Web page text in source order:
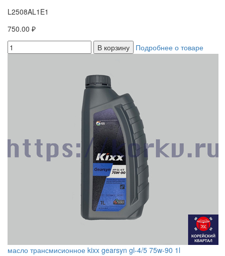
L2508AL1E1
750.00 ₽
В корзину
Подробнее о товаре
масло трансмисионное kixx gearsyn gl-4/5 75w-90 1l